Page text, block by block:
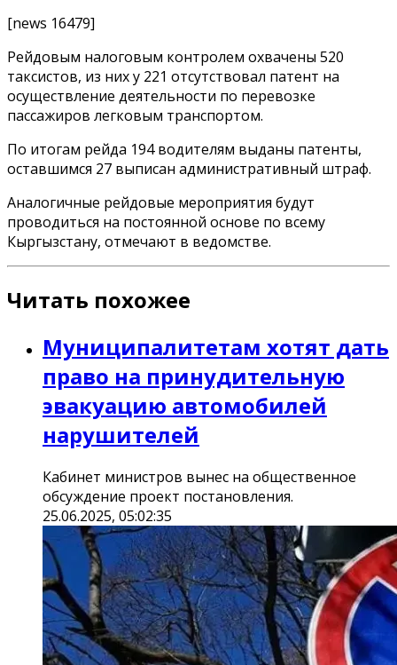
[news 16479]
Рейдовым налоговым контролем охвачены 520
таксистов, из них у 221 отсутствовал патент на
осуществление деятельности по перевозке
пассажиров легковым транспортом.
По итогам рейда 194 водителям выданы патенты,
оставшимся 27 выписан административный штраф.
Аналогичные рейдовые мероприятия будут
проводиться на постоянной основе по всему
Кыргызстану, отмечают в ведомстве.
Читать похожее
Муниципалитетам хотят дать
право на принудительную
эвакуацию автомобилей
нарушителей
Кабинет министров вынес на общественное
обсуждение проект постановления.
25.06.2025, 05:02:35